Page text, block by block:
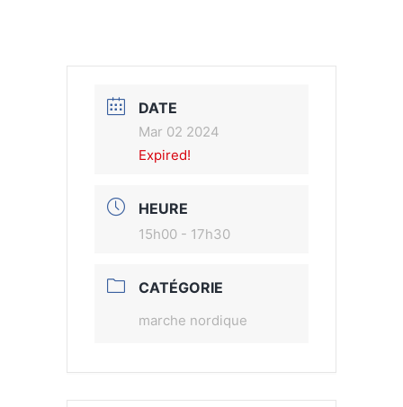
DATE
Mar 02 2024
Expired!
HEURE
15h00 - 17h30
CATÉGORIE
marche nordique